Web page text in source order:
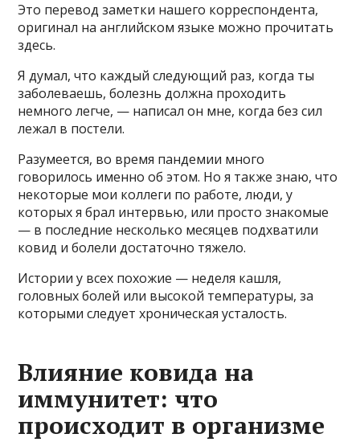
Это перевод заметки нашего корреспондента,
оригинал на английском языке можно прочитать
здесь.
Я думал, что каждый следующий раз, когда ты
заболеваешь, болезнь должна проходить
немного легче, — написал он мне, когда без сил
лежал в постели.
Разумеется, во время пандемии много
говорилось именно об этом. Но я также знаю, что
некоторые мои коллеги по работе, люди, у
которых я брал интервью, или просто знакомые
— в последние несколько месяцев подхватили
ковид и болели достаточно тяжело.
Истории у всех похожие — неделя кашля,
головных болей или высокой температуры, за
которыми следует хроническая усталость.
Влияние ковида на
иммунитет: что
происходит в организме